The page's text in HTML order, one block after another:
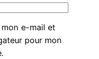
e-mail et
pour mon